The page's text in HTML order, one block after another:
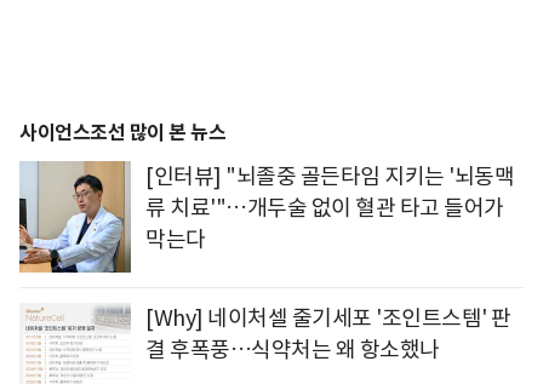
사이언스조선 많이 본 뉴스
[인터뷰] "뇌졸중 골든타임 지키는 '뇌동맥
류 치료'"…개두술 없이 혈관 타고 들어가
막는다
[Why] 네이처셀 줄기세포 '조인트스템' 판
결 후폭풍…식약처는 왜 항소했나